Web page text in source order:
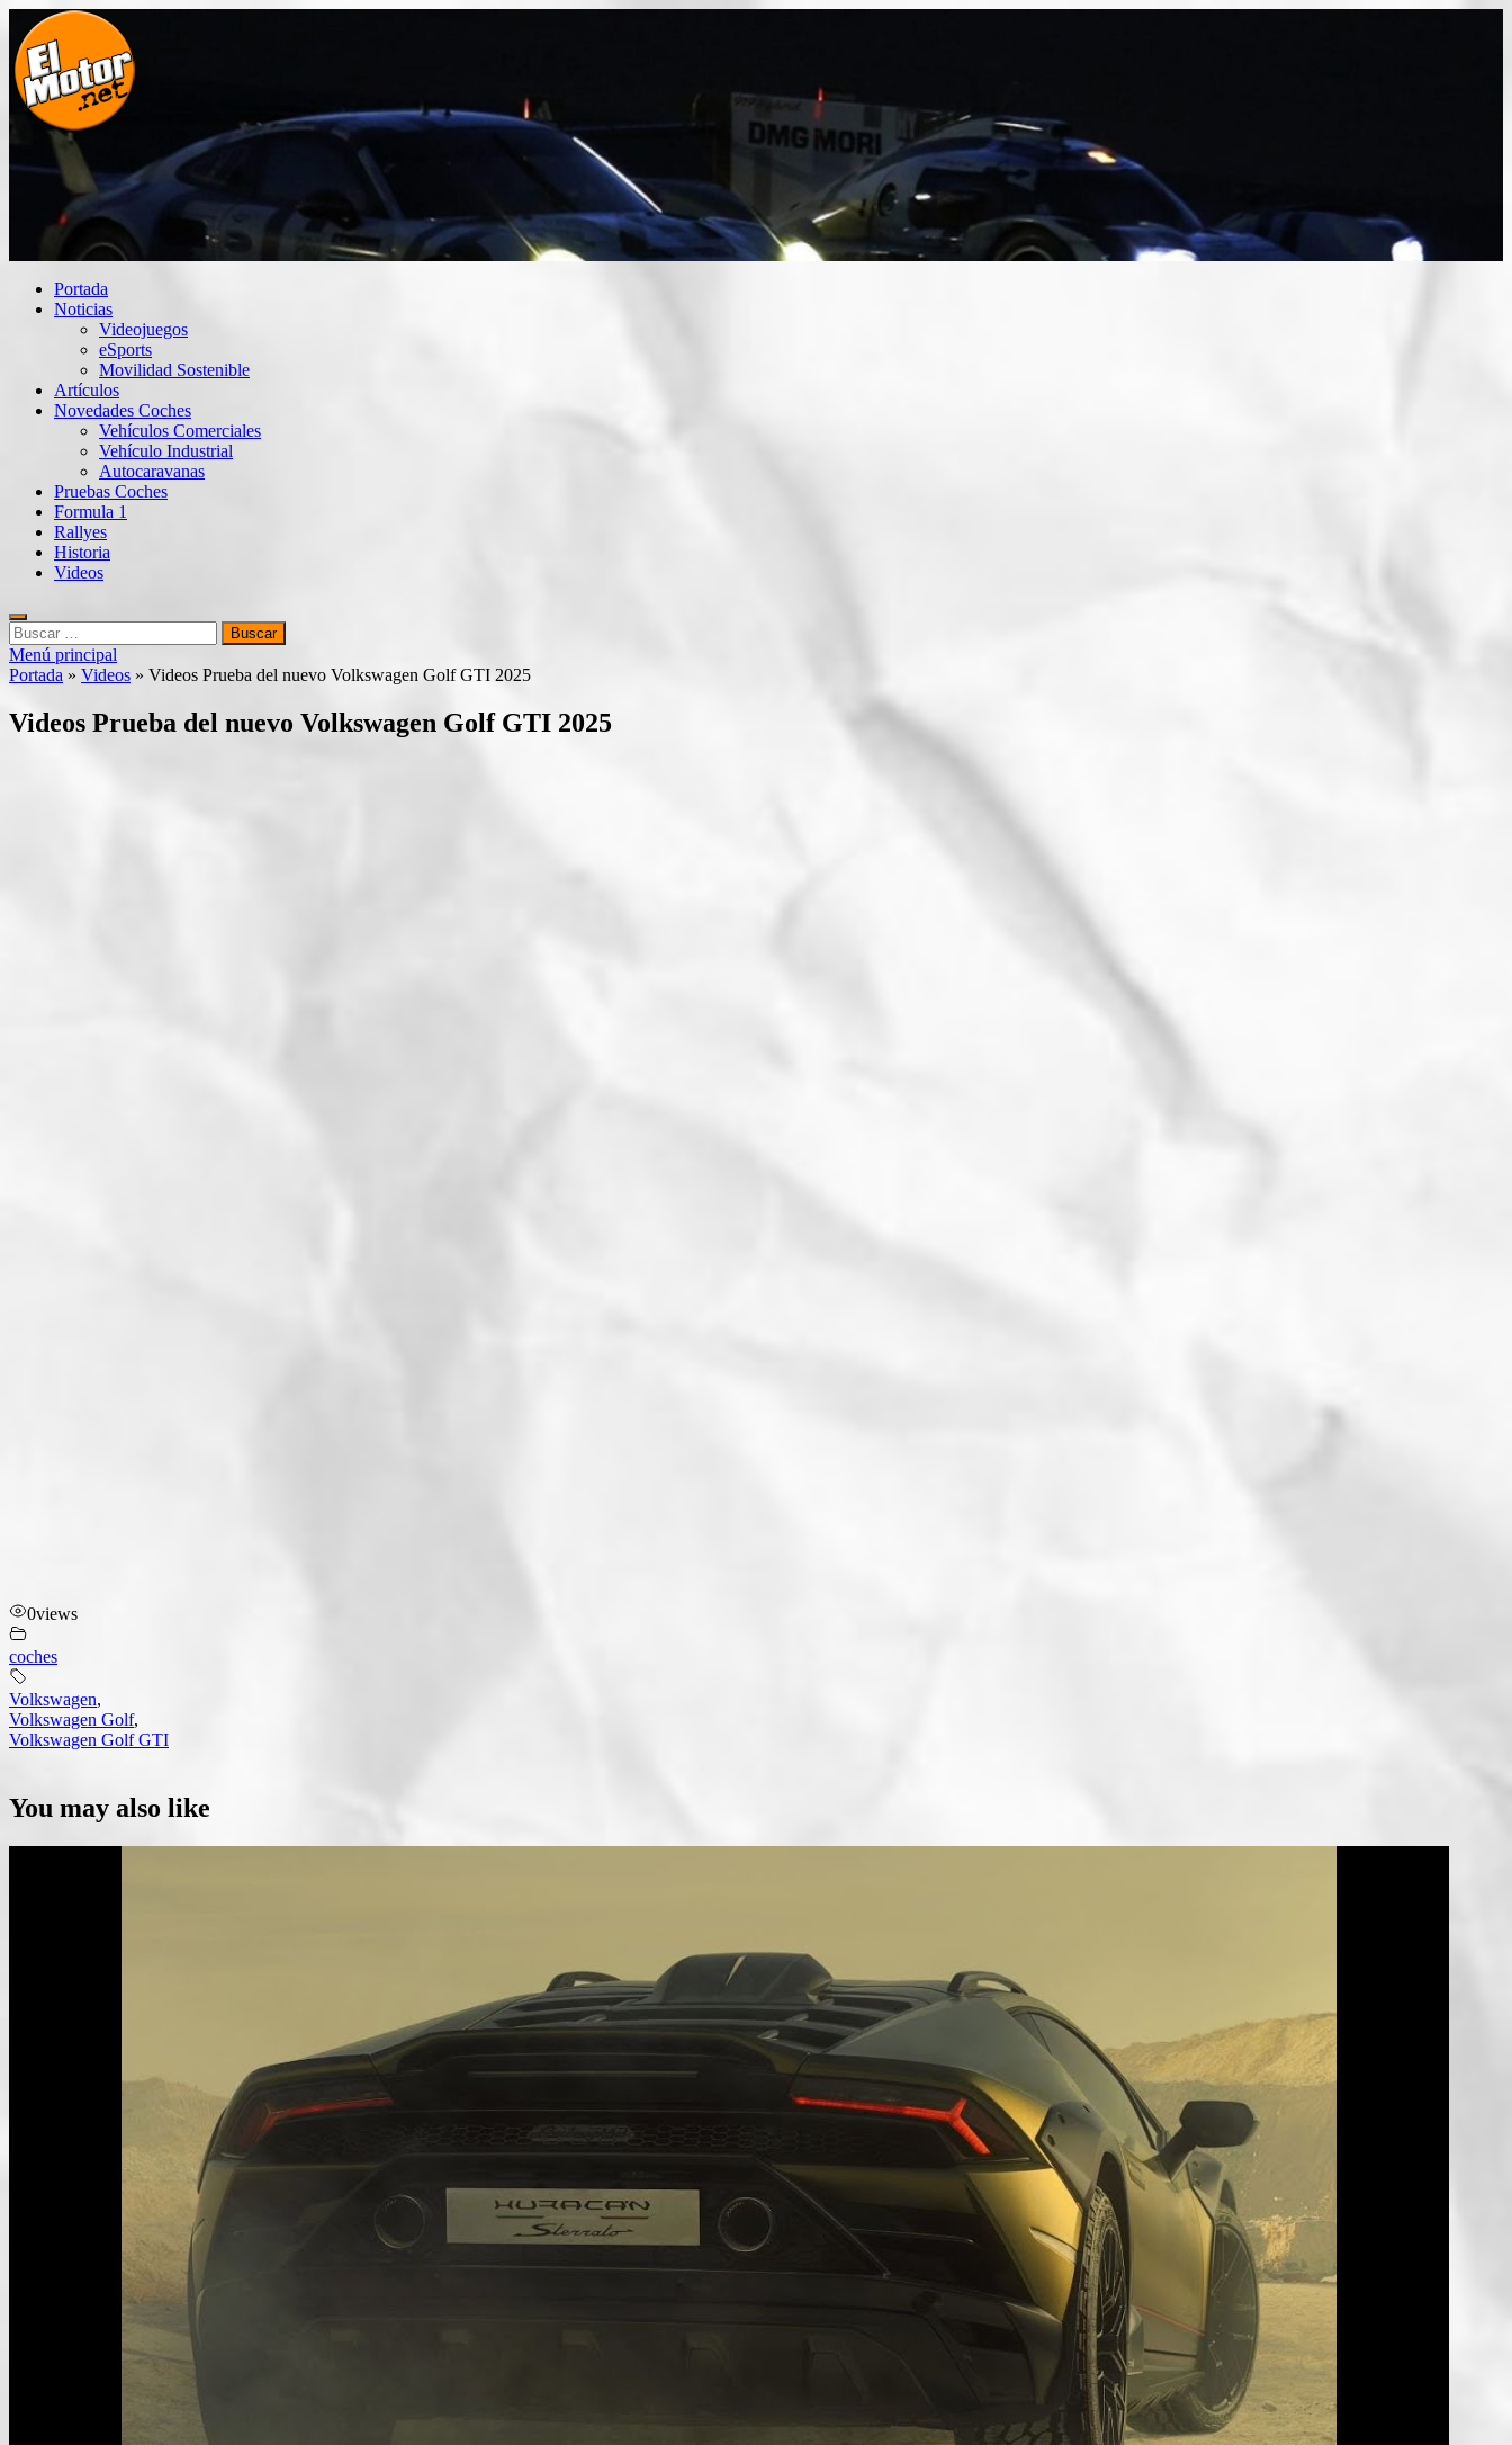
Saltar
contenido
El Motor punto Net
Información sobre novedades y pruebas de Automóviles
Portada
Noticias
Videojuegos
eSports
Movilidad Sostenible
Artículos
Novedades Coches
Vehículos Comerciales
Vehículo Industrial
Autocaravanas
Pruebas Coches
Formula 1
Rallyes
Historia
Videos
Buscar:
Menú principal
Portada » Videos » Videos Prueba del nuevo Volkswagen Golf GTI 2025
Videos Prueba del nuevo Volkswagen Golf GTI 2025
0views
coches
Volkswagen,
Volkswagen Golf,
Volkswagen Golf GTI
You may also like